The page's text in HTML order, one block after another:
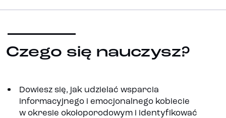
Czego się nauczysz?
Dowiesz się, jak udzielać wsparcia
informacyjnego i emocjonalnego kobiecie
w okresie okołoporodowym i identyfikować